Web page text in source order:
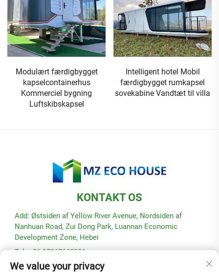
Modulært færdigbygget
kapselcontainerhus
Kommerciel bygning
Luftskibskapsel
Intelligent hotel Mobil
færdigbygget rumkapsel
sovekabine Vandtæt til villa
KONTAKT OS
Add: Østsiden af Yellow River Avenue, Nordsiden af
Nanhuan Road, Zui Dong Park, Luannan Economic
Development Zone, Hebei
Tel: +86-17367662336
E-mail: [email protected]
We value your privacy